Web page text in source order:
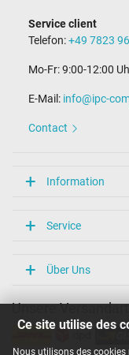
Ce site utilise des
Nous utilisons des
Service client
Telefon:+49 7823
Mo-Fr: 9:00-12:00
E-Mail: info@ipc-
Contact
Information
Service
Über Uns
Unsere